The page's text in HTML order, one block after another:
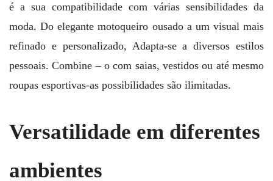
é a sua compatibilidade com várias sensibilidades da
moda. Do elegante motoqueiro ousado a um visual mais
refinado e personalizado, Adapta-se a diversos estilos
pessoais. Combine – o com saias, vestidos ou até mesmo
roupas esportivas-as possibilidades são ilimitadas.
Versatilidade em diferentes
ambientes